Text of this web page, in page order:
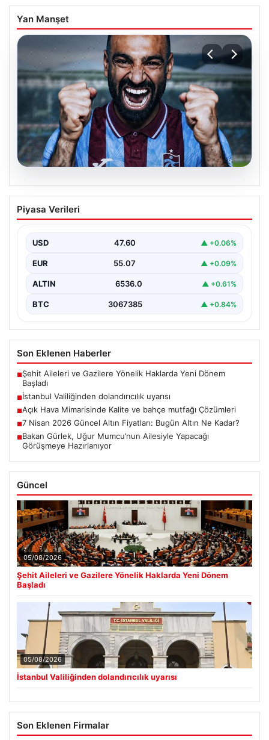
Yan Manşet
03.08.2026
Trabzonspor, Mohamed Salah ile her
konuda anlaşmaya vardı!
adımla başlamak üzere önemli bir transfere imza…
Piyasa Verileri
USD 47.60 ▲ +0.06%
EUR 55.07 ▲ +0.09%
ALTIN 6536.0 ▲ +0.61%
BTC 3067385 ▲ +0.84%
Son Eklenen Haberler
■Şehit Aileleri ve Gazilere Yönelik Haklarda Yeni Dönem
Başladı
■İstanbul Valiliğinden dolandırıcılık uyarısı
■Açık Hava Mimarisinde Kalite ve bahçe mutfağı Çözümleri
■7 Nisan 2026 Güncel Altın Fiyatları: Bugün Altın Ne Kadar?
■Bakan Gürlek, Uğur Mumcu’nun Ailesiyle Yapacağı
Görüşmeye Hazırlanıyor
Güncel
05/08/2026
Şehit Aileleri ve Gazilere Yönelik Haklarda Yeni Dönem
Başladı
05/08/2026
İstanbul Valiliğinden dolandırıcılık uyarısı
Son Eklenen Firmalar